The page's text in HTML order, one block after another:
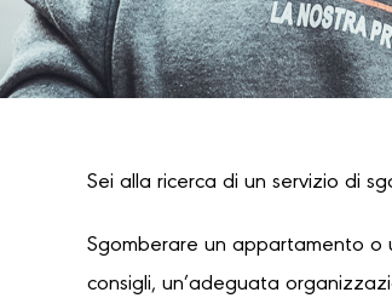
Sei alla ricerca di un servizio di
Sgomberare un appartamento o
consigli, un’adeguata